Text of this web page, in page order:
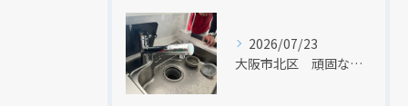
2026/07/23
大阪市北区 頑固な水アカはなかなか取れない・・・